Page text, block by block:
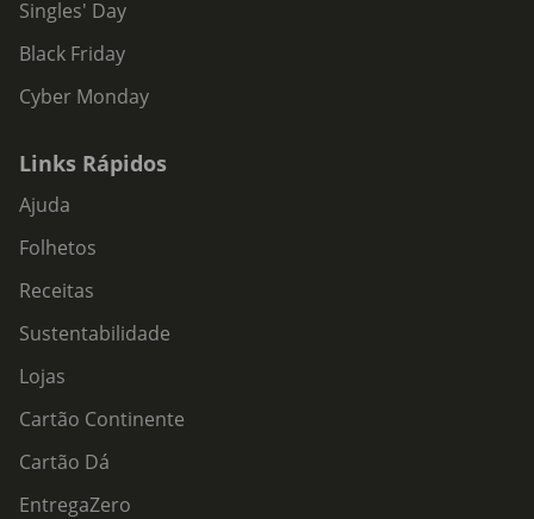
Água, quando necessário
Toalhitas de limpeza
Singles' Day
Black Friday
Cyber Monday
Links Rápidos
Ajuda
Folhetos
Receitas
Sustentabilidade
Lojas
Cartão Continente
Cartão Dá
EntregaZero